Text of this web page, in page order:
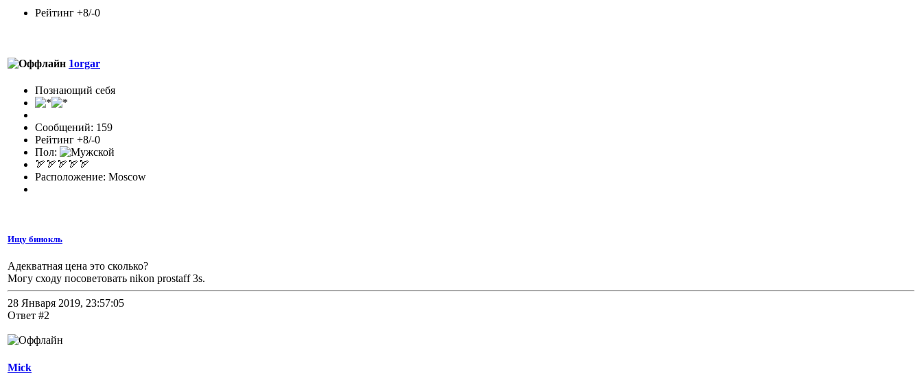
Рейтинг +8/-0
1orgar
Познающий себя
Сообщений: 159
Рейтинг +8/-0
Пол:
🏹🏹🏹🏹🏹
Расположение: Moscow
Ищу бинокль
Адекватная цена это сколько?
Могу сходу посоветовать nikon prostaff 3s.
28 Января 2019, 23:57:05
Ответ #2
Mick